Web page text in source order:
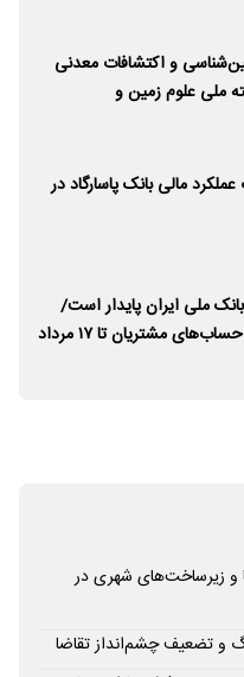
و اکتشافات معدنی
ملی علوم زمین و
عملکرد مالی بانک پاسارگاد در
ملی ایران پایدار است/
مغایرت‌ باقیمانده حساب‌های مشتریان تا ۱۷ مرداد
و زیرساخت‌های شهری در
و تضعیف چشم‌انداز تقاضا